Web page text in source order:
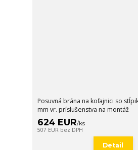
Posuvná brána na koľajnici so
mm vr. príslušenstva na montáž
624 EUR/ks
507 EUR bez DPH
Detail